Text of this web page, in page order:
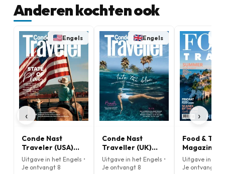
Anderen kochten ook
‹
Engels
Conde Nast
Traveler (USA)
Magazine
Uitgave in het Engels •
Je ontvangt 8
Engels
Conde Nast
Traveller (UK)
Magazine
Uitgave in het Engels •
Je ontvangt 8
Food &
Magazine
Uitgave in het
Je ontvangt 10
›